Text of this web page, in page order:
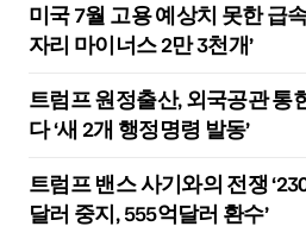
미국 7월 고용 예상치 못한 급
자리 마이너스 2만 3천개’
트럼프 원정출산, 외국공관 통
다 ‘새 2개 행정명령 발동’
트럼프 밴스 사기와의 전쟁
달러 중지, 555억달러 환수’